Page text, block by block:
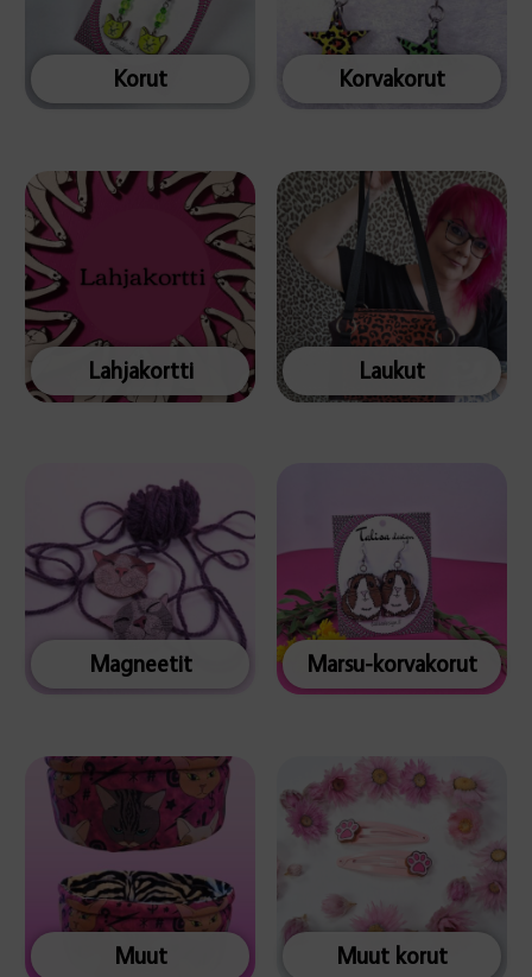
Korut Korvakorut
Lahjakortti Laukut
Magneetit Marsu-korvakorut
Muut Muut korut